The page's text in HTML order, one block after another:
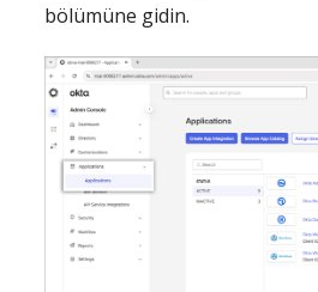
bölümüne gidin.